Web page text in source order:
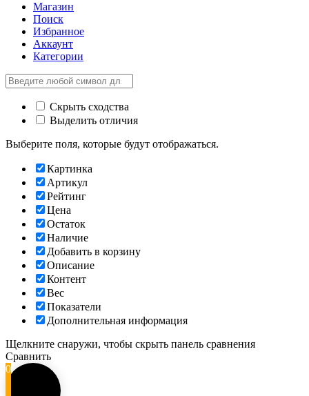
Магазин
Поиск
Избранное
Аккаунт
Категории
Скрыть сходства
Выделить отличия
Выберите поля, которые будут отображаться.
Картинка
Артикул
Рейтинг
Цена
Остаток
Наличие
Добавить в корзину
Описание
Контент
Вес
Показатели
Дополнительная информация
Щелкните снаружи, чтобы скрыть панель сравнения
Сравнить
0